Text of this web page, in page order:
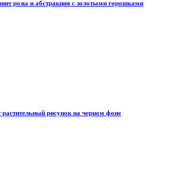
розы и абстракция с золотыми горошками
растительный рисунок на черном фоне